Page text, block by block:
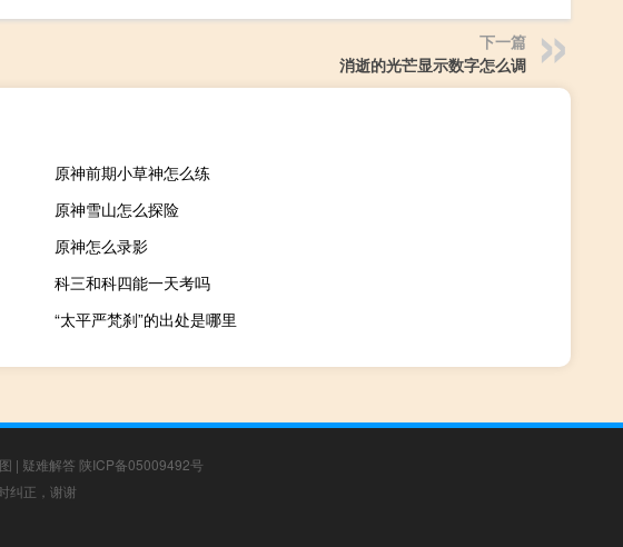
下一篇
消逝的光芒显示数字怎么调
原神前期小草神怎么练
原神雪山怎么探险
原神怎么录影
科三和科四能一天考吗
“太平严梵刹”的出处是哪里
| 疑难解答 陕ICP备05009492号
纠正，谢谢